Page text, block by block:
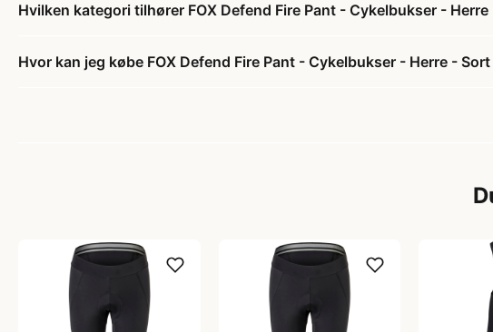
Hvilken kategori tilhører FOX Defend Fire Pant - Cykelbukser -
Hvor kan jeg købe FOX Defend Fire Pant - Cykelbukser - Herre -